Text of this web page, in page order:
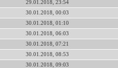
29.01.2018, 23:54
30.01.2018, 00:03
30.01.2018, 01:10
30.01.2018, 06:03
30.01.2018, 07:21
30.01.2018, 08:53
30.01.2018, 09:03